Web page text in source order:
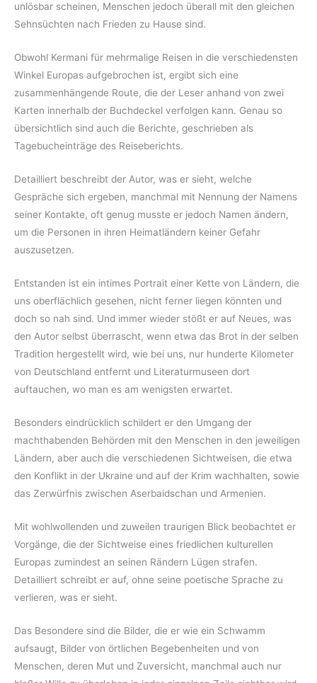
unlösbar scheinen, Menschen jedoch überall mit den gleichen
Sehnsüchten nach Frieden zu Hause sind.
Obwohl Kermani für mehrmalige Reisen in die verschiedensten
Winkel Europas aufgebrochen ist, ergibt sich eine
zusammenhängende Route, die der Leser anhand von zwei
Karten innerhalb der Buchdeckel verfolgen kann. Genau so
übersichtlich sind auch die Berichte, geschrieben als
Tagebucheinträge des Reiseberichts.
Detailliert beschreibt der Autor, was er sieht, welche
Gespräche sich ergeben, manchmal mit Nennung der Namens
seiner Kontakte, oft genug musste er jedoch Namen ändern,
um die Personen in ihren Heimatländern keiner Gefahr
auszusetzen.
Entstanden ist ein intimes Portrait einer Kette von Ländern, die
uns oberflächlich gesehen, nicht ferner liegen könnten und
doch so nah sind. Und immer wieder stößt er auf Neues, was
den Autor selbst überrascht, wenn etwa das Brot in der selben
Tradition hergestellt wird, wie bei uns, nur hunderte Kilometer
von Deutschland entfernt und Literaturmuseen dort
auftauchen, wo man es am wenigsten erwartet.
Besonders eindrücklich schildert er den Umgang der
machthabenden Behörden mit den Menschen in den jeweiligen
Ländern, aber auch die verschiedenen Sichtweisen, die etwa
den Konflikt in der Ukraine und auf der Krim wachhalten, sowie
das Zerwürfnis zwischen Aserbaidschan und Armenien.
Mit wohlwollenden und zuweilen traurigen Blick beobachtet er
Vorgänge, die der Sichtweise eines friedlichen kulturellen
Europas zumindest an seinen Rändern Lügen strafen.
Detailliert schreibt er auf, ohne seine poetische Sprache zu
verlieren, was er sieht.
Das Besondere sind die Bilder, die er wie ein Schwamm
aufsaugt, Bilder von örtlichen Begebenheiten und von
Menschen, deren Mut und Zuversicht, manchmal auch nur